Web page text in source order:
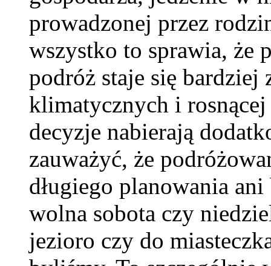
prowadzonej przez
wszystko to sprawia, że
podróż staje się
klimatycznych i
decyzje nabierają
zauważyć, że
długiego planowania
wolna sobota czy
jezioro czy do